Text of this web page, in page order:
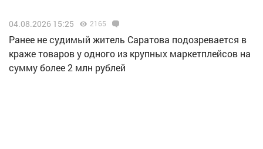
04.08.2026 15:25 2165
Ранее не судимый житель Саратова подозревается в
краже товаров у одного из крупных маркетплейсов на
сумму более 2 млн рублей